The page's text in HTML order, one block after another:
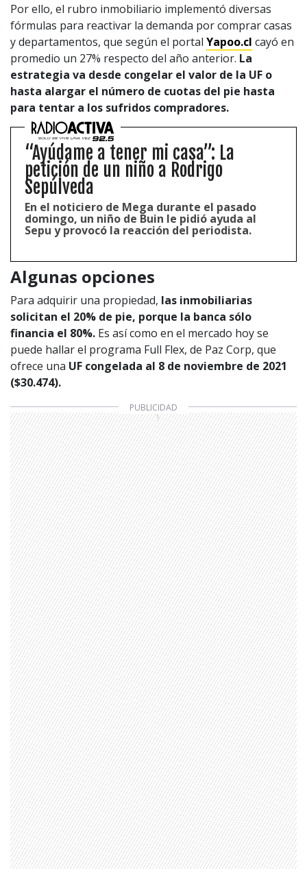
Por ello, el rubro inmobiliario implementó diversas
fórmulas para reactivar la demanda por comprar casas
y departamentos, que según el portal Yapoo.cl cayó en
promedio un 27% respecto del año anterior. La
estrategia va desde congelar el valor de la UF o
hasta alargar el número de cuotas del pie hasta
para tentar a los sufridos compradores.
“Ayúdame a tener mi casa”: La
petición de un niño a Rodrigo
Sepúlveda
En el noticiero de Mega durante el pasado
domingo, un niño de Buin le pidió ayuda al
Sepu y provocó la reacción del periodista.
Algunas opciones
Para adquirir una propiedad, las inmobiliarias
solicitan el 20% de pie, porque la banca sólo
financia el 80%. Es así como en el mercado hoy se
puede hallar el programa Full Flex, de Paz Corp, que
ofrece una UF congelada al 8 de noviembre de 2021
($30.474).